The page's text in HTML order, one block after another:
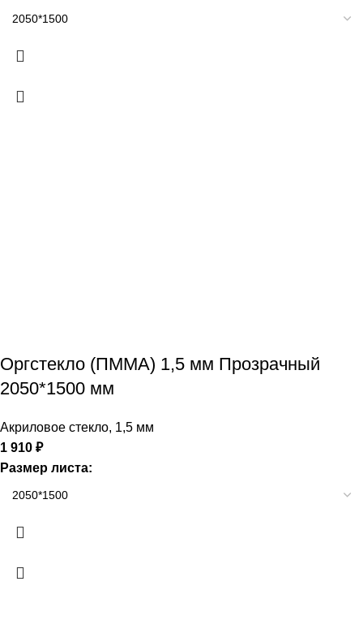
Оргстекло (ПММА) 1,5 мм Прозрачный
2050*1500 мм
Акриловое стекло, 1,5 мм
1 910 ₽
Размер листа: